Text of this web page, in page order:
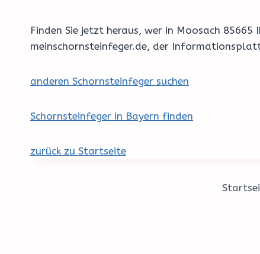
Finden Sie jetzt heraus, wer in Moosach
meinschornsteinfeger.de, der
anderen Schornsteinfeger suchen
Schornsteinfeger in Bayern finden
zurück zu Startseite